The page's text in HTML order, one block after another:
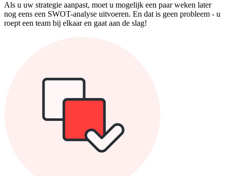
Als u uw strategie aanpast, moet u mogelijk een paar weken later
nog eens een SWOT-analyse uitvoeren. En dat is geen probleem - u
roept een team bij elkaar en gaat aan de slag!